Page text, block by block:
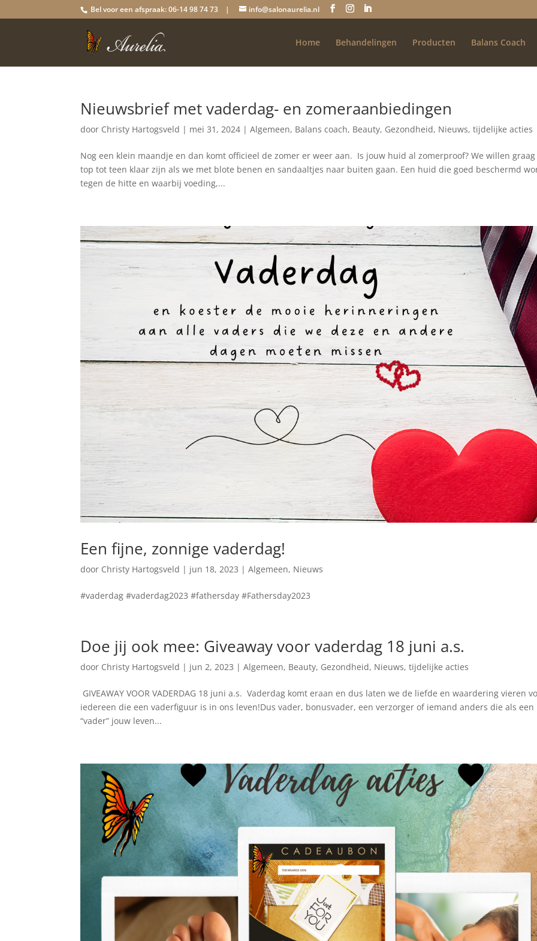
Bel voor een afspraak: 06-14 98 74 73 | info@salonaurelia.nl
Home Behandelingen Producten Balans Coach
Nieuwsbrief met vaderdag- en zomeraanbiedingen
door Christy Hartogsveld | mei 31, 2024 |Algemeen, Balans coach, Beauty, Gezondheid, Nieuws,tijdelijke acties
Nog een klein maandje en dan komt officieel de zomer er weer aan. Is jouw huid al zomerproof? We willen
top tot teen klaar zijn als we met blote benen en sandaaltjes naar buiten gaan. Een huid die goed beschermd
tegen de hitte en waarbij voeding,...
Een fijne, zonnige vaderdag!
door Christy Hartogsveld | jun 18, 2023 |Algemeen, Nieuws
#vaderdag #vaderdag2023 #fathersday #Fathersday2023
Doe jij ook mee: Giveaway voor vaderdag 18 juni a.s.
door Christy Hartogsveld | jun 2, 2023 |Algemeen, Beauty, Gezondheid, Nieuws,tijdelijke acties
GIVEAWAY VOOR VADERDAG 18 juni a.s. Vaderdag komt eraan en dus laten we de liefde en waardering vieren
iedereen die een vaderfiguur is in ons leven!Dus vader, bonusvader, een verzorger of iemand anders die als een
“vader” jouw leven...